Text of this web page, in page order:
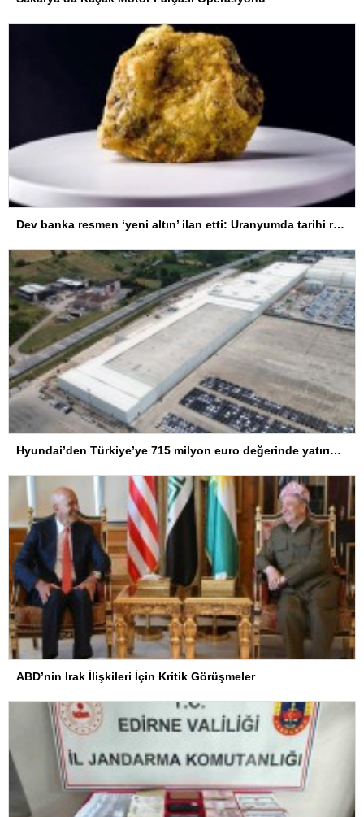
Dev banka resmen ‘yeni altın’ ilan etti: Uranyumda tarihi rekorlara çok az kaldı
Hyundai’den Türkiye’ye 715 milyon euro değerinde yatırım hamlesi
ABD’nin Irak İlişkileri İçin Kritik Görüşmeler